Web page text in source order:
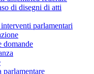
di disegni di atti
parlamentari
domande
parlamentare